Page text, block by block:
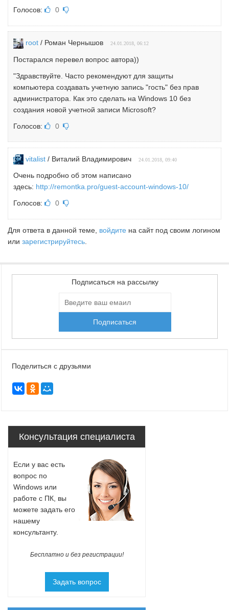
Голосов:
0
root / Роман Чернышов 24.01.2018, 06:12
Постарался перевел вопрос автора))
"Здравствуйте. Часто рекомендуют для защиты
компьютера создавать учетную запись "гость" без прав
администратора. Как это сделать на Windows 10 без
создания новой учетной записи Microsoft?
Голосов:
0
vitalist / Виталий Владимирович 24.01.2018, 09:40
Очень подробно об этом написано
здесь: http://remontka.pro/guest-account-windows-10/
Голосов:
0
Для ответа в данной теме, войдите на сайт под своим логином
или зарегистрируйтесь
Подписаться на рассылку
Поделиться с друзьями
Консультация специалиста
Если у вас есть
вопрос по
Windows или
работе с ПК, вы
можете задать его
нашему
консультанту.
Бесплатно и без регистрации!
Задать вопрос